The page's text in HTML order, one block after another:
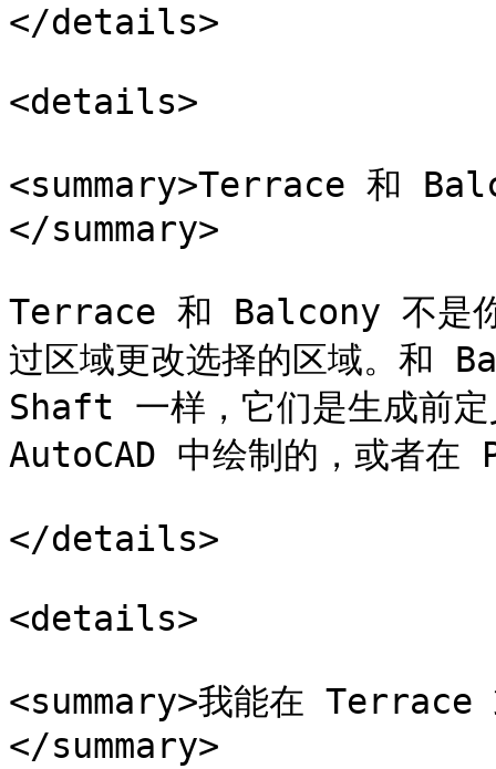
</details>
<details>
<summary>Terrace 和
</summary>
Terrace 和 Balcony 不是你
过区域更改选择的区域。
Shaft 一样，它们是生成前定
AutoCAD 中绘制的，或者
</details>
<details>
<summary>我能在
</summary>